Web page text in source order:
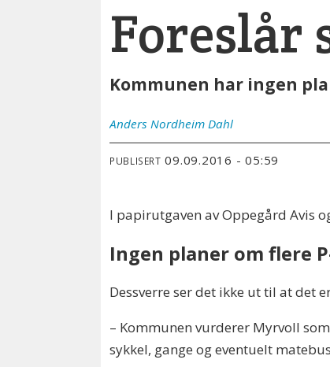
Foreslår
Kommunen har ingen
Anders Nordheim Dahl
PUBLISERT 09.09.2016 - 05:59
I papirutgaven av Oppegård Avis
Ingen planer om flere
Dessverre ser det ikke ut til at det
– Kommunen vurderer Myrvoll
sykkel, gange og eventuelt